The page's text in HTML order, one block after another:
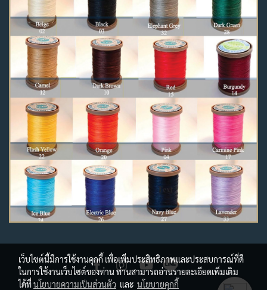
เว็บไซต์นี้มีการใช้งานคุกกี้ เพื่อเพิ่มประสิทธิภาพและประสบการณ์ที่ดี
ในการใช้งานเว็บไซต์ของท่าน ท่านสามารถอ่านรายละเอียดเพิ่มเติม
ได้ที่นโยบายความเป็นส่วนตัว และ นโยบายคุกกี้